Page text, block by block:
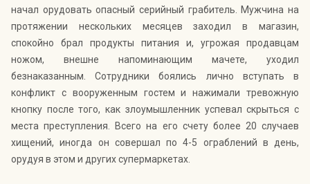
начал орудовать опасный серийный грабитель. Мужчина на
протяжении нескольких месяцев заходил в магазин,
спокойно брал продукты питания и, угрожая продавцам
ножом, внешне напоминающим мачете, уходил
безнаказанным. Сотрудники боялись лично вступать в
конфликт с вооруженным гостем и нажимали тревожную
кнопку после того, как злоумышленник успевал скрыться с
места преступления. Всего на его счету более 20 случаев
хищений, иногда он совершал по 4-5 ограблений в день,
орудуя в этом и других супермаркетах.